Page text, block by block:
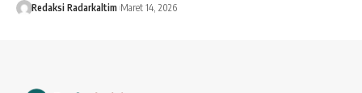
Redaksi Radarkaltim Maret 14, 2026